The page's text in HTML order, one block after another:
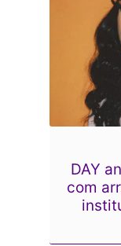
DAY
com